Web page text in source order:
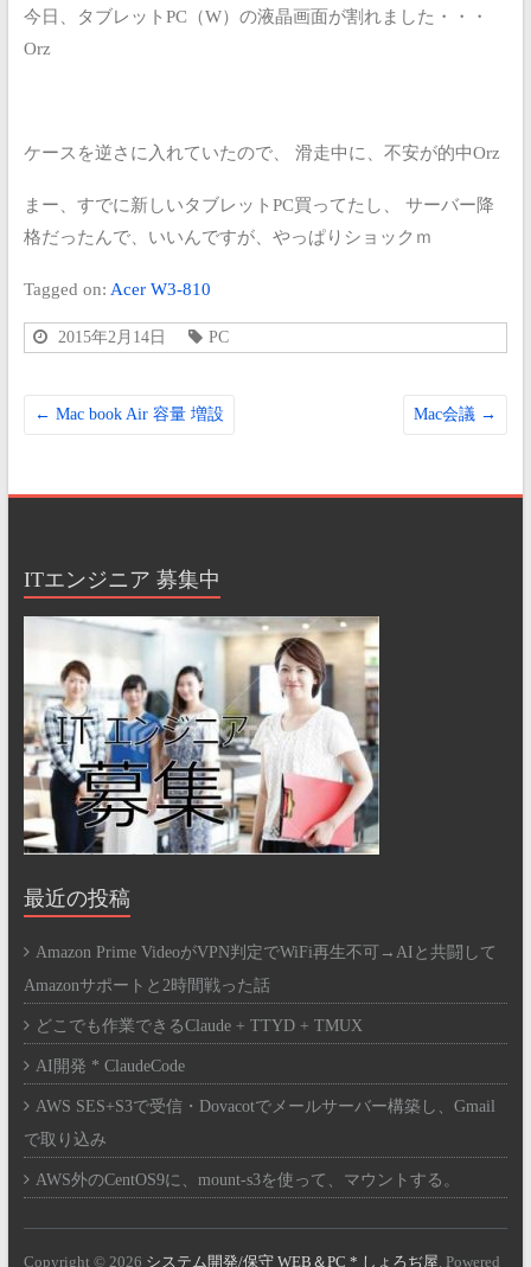
今日、タブレットPC（W）の液晶画面が割れました・・・
Orz
ケースを逆さに入れていたので、 滑走中に、不安が的中Orz
まー、すでに新しいタブレットPC買ってたし、
サーバー降
格だったんで、いいんですが、やっぱりショックｍ
Tagged on: Acer W3-810
2015年2月14日 PC
← Mac book Air 容量 増設 Mac会議 →
ITエンジニア 募集中
最近の投稿
Amazon Prime VideoがVPN判定でWiFi再生不可→AIと共闘して
Amazonサポートと2時間戦った話
どこでも作業できるClaude + TTYD + TMUX
AI開発 * ClaudeCode
AWS SES+S3で受信・Dovacotでメールサーバー構築し、Gmail
で取り込み
AWS外のCentOS9に、mount-s3を使って、マウントする。
Copyright © 2026 システム開発/保守 WEB＆PC * しょろぢ屋 . Powered